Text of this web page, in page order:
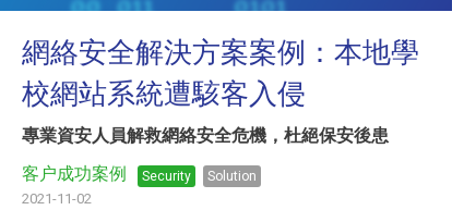
網絡安全解決方案案例：本地學
校網站系統遭駭客入侵
專業資安人員解救網絡安全危機，杜絕保安後患
客户成功案例
Security Solution
2021-11-02